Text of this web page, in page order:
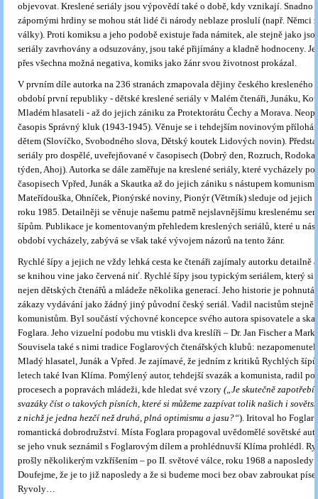
objevovat. Kreslené seriály jsou výpovědí také o době, kdy vznikají. Snadno
zápornými hrdiny se mohou stát lidé či národy neblaze proslulí (např. Němci
války). Proti komiksu a jeho podobě existuje řada námitek, ale stejně jako
seriály zavrhovány a odsuzovány, jsou také přijímány a kladně hodnoceny.
přes všechna možná negativa, komiks jako žánr svou životnost prokázal.
V prvním díle autorka na 236 stranách zmapovala dějiny českého kresleného
období první republiky - dětské kreslené seriály v Malém čtenáři, Junáku,
Mladém hlasateli - až do jejich zániku za Protektorátu Čechy a Morava.
časopis Správný kluk (1943-1945). Věnuje se i tehdejším novinovým
dětem (Slovíčko, Svobodného slova, Dětský koutek Lidových novin).
seriály pro dospělé, uveřejňované v časopisech (Dobrý den, Rozruch,
týden, Ahoj). Autorka se dále zaměřuje na kreslené seriály, které vycházely po
časopisech Vpřed, Junák a Skautka až do jejich zániku s nástupem
Mateřídouška, Ohníček, Pionýrské noviny, Pionýr (Větrník) sleduje od jejich
roku 1985. Detailněji se věnuje našemu patrně nejslavnějšímu kreslenému
šípům. Publikace je komentovaným přehledem kreslených seriálů, které u nás
období vycházely, zabývá se však také vývojem názorů na tento žánr.
Rychlé šípy a jejich ne vždy lehká cesta ke čtenáři zajímaly autorku detailně
se knihou vine jako červená niť. Rychlé šípy jsou typickým seriálem, který si
nejen dětských čtenářů a mládeže několika generací. Jeho historie je
zákazy vydávání jako žádný jiný původní český seriál. Vadil nacistům stejně
komunistům. Byl součástí výchovné koncepce svého autora spisovatele a
Foglara. Jeho vizuelní podobu mu vtiskli dva kreslíři – Dr. Jan Fischer a
Souvisela také s nimi tradice Foglarových čtenářských klubů:
Mladý hlasatel, Junák a Vpřed. Je zajímavé, že jedním z kritiků Rychlých
letech také Ivan Klíma. Pomýlený autor, tehdejší svazák a komunista, radil
procesech a popravách mládeži, kde hledat své vzory („Je skutečně zapotřebí
svazáky číst o takových písních, které si můžeme zazpívat tolik našich i
z nichž je jedna hezčí než druhá, plná optimismu a jasu?“). Iritoval ho Foglar
romantická dobrodružství. Místa Foglara propagoval uvědomělé sovětské
se jeho vnuk seznámil s Foglarovým dílem a prohlédnuvší Klíma prohlédl.
prošly několikerým vzkříšením – po II. světové válce, roku 1968 a naposledy
Doufejme, že je to již naposledy a že si budeme moci bez obav zabroukat
Ryvoly…